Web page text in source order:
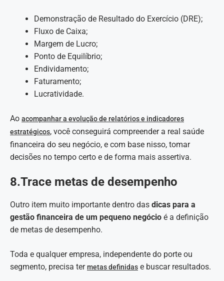
Demonstração de Resultado do Exercício (DRE);
Fluxo de Caixa;
Margem de Lucro;
Ponto de Equilíbrio;
Endividamento;
Faturamento;
Lucratividade.
Ao acompanhar a evolução de relatórios e indicadores
estratégicos, você conseguirá compreender a real saúde
financeira do seu negócio, e com base nisso, tomar
decisões no tempo certo e de forma mais assertiva.
8.Trace metas de desempenho
Outro item muito importante dentro das dicas para a
gestão financeira de um pequeno negócio é a definição
de metas de desempenho.
Toda e qualquer empresa, independente do porte ou
segmento, precisa termetas definidas e buscar resultados.